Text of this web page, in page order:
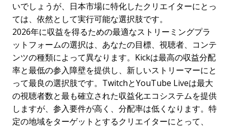
いでしょうが、日本市場に特化したクリエイターにとっ
ては、依然として実行可能な選択肢です。
2026年に収益を得るための最適なストリーミングプラ
ットフォームの選択は、あなたの目標、視聴者、コンテ
ンツの種類によって異なります。Kickは最高の収益分配
率と最低の参入障壁を提供し、新しいストリーマーにと
って最良の選択肢です。TwitchとYouTube Liveは最大
の視聴者数と最も確立された収益化エコシステムを提供
しますが、参入要件が高く、分配率は低くなります。特
定の地域をターゲットとするクリエイターにとって、